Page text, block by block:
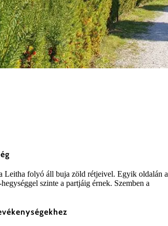
Leitha folyó áll buja zöld rétjeivel. Egyik oldalán a
szinte a partjáig érnek. Szemben a